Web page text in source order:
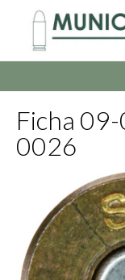
contenido
Ficha
0026